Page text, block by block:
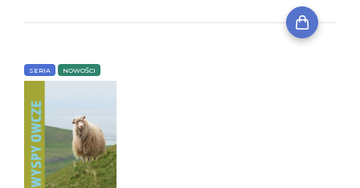
SERIA NOWOŚCI